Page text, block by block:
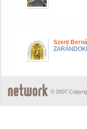
Szent
© 2007